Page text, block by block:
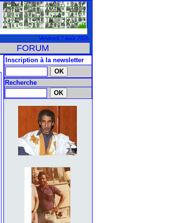
Vendredi 7 Août 2026
FORUM
Inscription à la newsletter
Recherche